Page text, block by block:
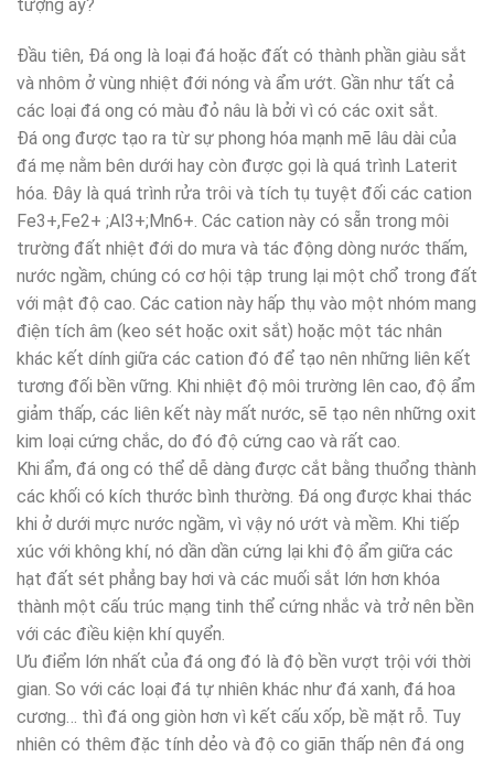
tượng ấy?
Đầu tiên, Đá ong là loại đá hoặc đất có thành phần giàu sắt
và nhôm ở vùng nhiệt đới nóng và ẩm ướt. Gần như tất cả
các loại đá ong có màu đỏ nâu là bởi vì có các oxit sắt.
Đá ong được tạo ra từ sự phong hóa mạnh mẽ lâu dài của
đá mẹ nằm bên dưới hay còn được gọi là quá trình Laterit
hóa. Đây là quá trình rửa trôi và tích tụ tuyệt đối các cation
Fe3+,Fe2+ ;Al3+;Mn6+. Các cation này có sẵn trong môi
trường đất nhiệt đới do mưa và tác động dòng nước thấm,
nước ngầm, chúng có cơ hội tập trung lại một chổ trong đất
với mật độ cao. Các cation này hấp thụ vào một nhóm mang
điện tích âm (keo sét hoặc oxit sắt) hoặc một tác nhân
khác kết dính giữa các cation đó để tạo nên những liên kết
tương đối bền vững. Khi nhiệt độ môi trường lên cao, độ ẩm
giảm thấp, các liên kết này mất nước, sẽ tạo nên những oxit
kim loại cứng chắc, do đó độ cứng cao và rất cao.
Khi ẩm, đá ong có thể dễ dàng được cắt bằng thuổng thành
các khối có kích thước bình thường. Đá ong được khai thác
khi ở dưới mực nước ngầm, vì vậy nó ướt và mềm. Khi tiếp
xúc với không khí, nó dần dần cứng lại khi độ ẩm giữa các
hạt đất sét phẳng bay hơi và các muối sắt lớn hơn khóa
thành một cấu trúc mạng tinh thể cứng nhắc và trở nên bền
với các điều kiện khí quyển.
Ưu điểm lớn nhất của đá ong đó là độ bền vượt trội với thời
gian. So với các loại đá tự nhiên khác như đá xanh, đá hoa
cương… thì đá ong giòn hơn vì kết cấu xốp, bề mặt rỗ. Tuy
nhiên có thêm đặc tính dẻo và độ co giãn thấp nên đá ong